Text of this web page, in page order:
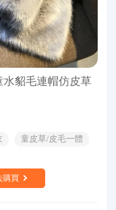
水貂毛連帽仿皮草
童皮草/皮毛一體
購買